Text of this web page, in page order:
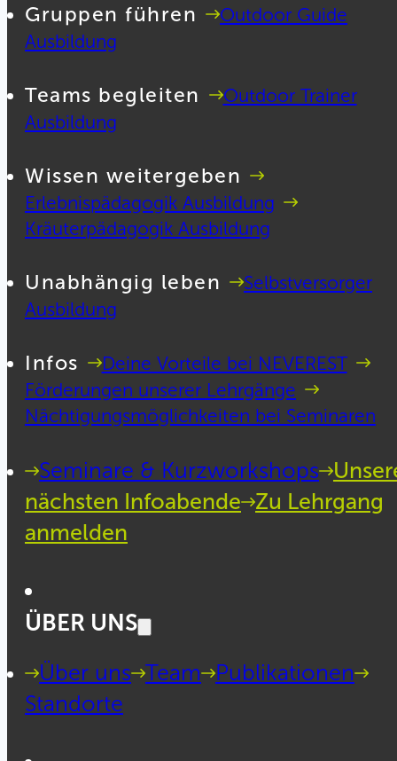
Gruppen führen
Outdoor Guide
Ausbildung
Teams begleiten
Outdoor Trainer
Ausbildung
Wissen weitergeben
Erlebnispädagogik Ausbildung
Kräuterpädagogik Ausbildung
Unabhängig leben
Selbstversorger
Ausbildung
Infos
Deine Vorteile bei NEVEREST
Förderungen unserer Lehrgänge
Nächtigungsmöglichkeiten bei Seminaren
Seminare & Kurzworkshops
nächsten Infoabende Zu Lehrgang
anmelden
ÜBER UNS
Über uns Team
Publikationen
Standorte